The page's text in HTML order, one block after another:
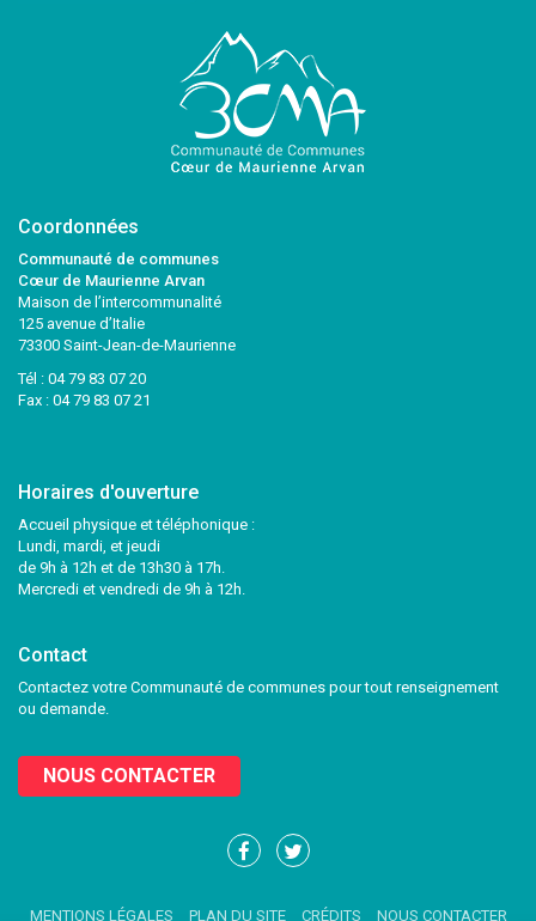
Coordonnées
Communauté de communes
Cœur de Maurienne Arvan
Maison de l’intercommunalité
125 avenue d’Italie
73300 Saint-Jean-de-Maurienne
Tél : 04 79 83 07 20
Fax : 04 79 83 07 21
Horaires d'ouverture
Accueil physique et téléphonique :
Lundi, mardi, et jeudi
de 9h à 12h et de 13h30 à 17h.
Mercredi et vendredi de 9h à 12h.
Contact
Contactez votre Communauté de communes pour tout renseignement
ou demande.
NOUS CONTACTER
Lien
Lien
MENTIONS LÉGALES PLAN DU SITE CRÉDITS NOUS CONTACTER